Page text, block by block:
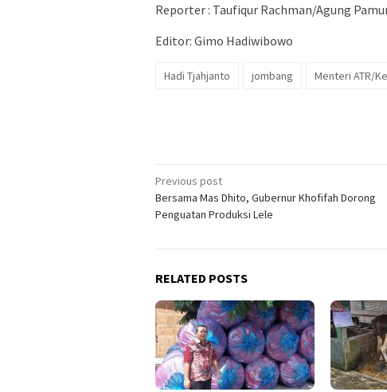
Reporter : Taufiqur Rachman/Agung
Editor: Gimo Hadiwibowo
Hadi Tjahjanto jombang Menteri ATR/
Post
navigation
Previous post
Bersama Mas Dhito, Gubernur Khofifah Dorong
Penguatan Produksi Lele
RELATED POSTS